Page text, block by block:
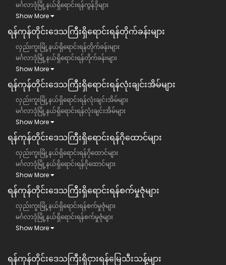
မင်္ဂလာဒုံမြို့နယ်ရှိရောင်းရန်ကွန်ဒိုများ
Show More
ရန်ကုန်တိုင်းဒေသကြီး​ရှိရောင်းရန်တိုက်ခန်းများ
လှည်းကူးမြို့နယ်ရှိရောင်းရန်တိုက်ခန်းများ
မင်္ဂလာဒုံမြို့နယ်ရှိရောင်းရန်တိုက်ခန်းများ
Show More
ရန်ကုန်တိုင်းဒေသကြီး​ရှိရောင်းရန်လုံးချင်းအိမ်များ
လှည်းကူးမြို့နယ်ရှိရောင်းရန်လုံးချင်းအိမ်များ
မင်္ဂလာဒုံမြို့နယ်ရှိရောင်းရန်လုံးချင်းအိမ်များ
Show More
ရန်ကုန်တိုင်းဒေသကြီး​ရှိရောင်းရန်ဂိုထောင်များ
လှည်းကူးမြို့နယ်ရှိရောင်းရန်ဂိုထောင်များ
မင်္ဂလာဒုံမြို့နယ်ရှိရောင်းရန်ဂိုထောင်များ
Show More
ရန်ကုန်တိုင်းဒေသကြီး​ရှိရောင်းရန်စက်မှုဇုံများ
လှည်းကူးမြို့နယ်ရှိရောင်းရန်စက်မှုဇုံများ
မင်္ဂလာဒုံမြို့နယ်ရှိရောင်းရန်စက်မှုဇုံများ
Show More
ရန်ကုန်တိုင်းဒေသကြီး​​ရှိငှားရန်မြေသီးသန့်များ